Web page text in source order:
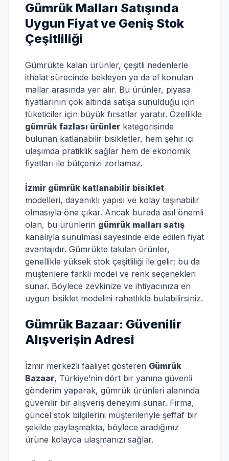
Gümrük Malları Satışında
Uygun Fiyat ve Geniş Stok
Çeşitliliği
Gümrükte kalan ürünler, çeşitli nedenlerle
ithalat sürecinde bekleyen ya da el konulan
mallar arasında yer alır. Bu ürünler, piyasa
fiyatlarının çok altında satışa sunulduğu için
tüketiciler için büyük fırsatlar yaratır. Özellikle
gümrük fazlası ürünler kategorisinde
bulunan katlanabilir bisikletler, hem şehir içi
ulaşımda pratiklik sağlar hem de ekonomik
fiyatları ile bütçenizi zorlamaz.
İzmir gümrük katlanabilir bisiklet
modelleri, dayanıklı yapısı ve kolay taşınabilir
olmasıyla öne çıkar. Ancak burada asıl önemli
olan, bu ürünlerin gümrük malları satış
kanalıyla sunulması sayesinde elde edilen fiyat
avantajıdır. Gümrükte takılan ürünler,
genellikle yüksek stok çeşitliliği ile gelir; bu da
müşterilere farklı model ve renk seçenekleri
sunar. Böylece zevkinize ve ihtiyacınıza en
uygun bisiklet modelini rahatlıkla bulabilirsiniz.
Gümrük Bazaar: Güvenilir
Alışverişin Adresi
İzmir merkezli faaliyet gösteren Gümrük
Bazaar, Türkiye’nin dört bir yanına güvenli
gönderim yaparak, gümrük ürünleri alanında
güvenilir bir alışveriş deneyimi sunar. Firma,
güncel stok bilgilerini müşterileriyle şeffaf bir
şekilde paylaşmakta, böylece aradığınız
ürüne kolayca ulaşmanızı sağlar.